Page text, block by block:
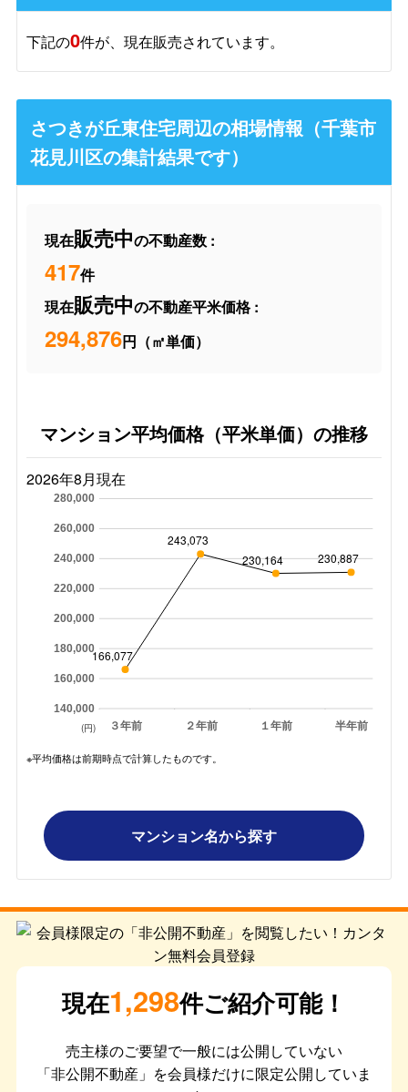
下記の0件が、現在販売されています。
さつきが丘東住宅周辺の相場情報（千葉市
花見川区の集計結果です）
現在販売中の不動産数 :
417件
現在販売中の不動産平米価格 :
294,876円（㎡単価）
マンション平均価格（平米単価）の推移
2026年8月現在
３年前 ２年前 １年前 半年前
140,000
160,000
180,000
200,000
220,000
240,000
260,000
280,000
166,077
243,073
230,164
230,887
(円)
※平均価格は前期時点で計算したものです。
マンション名から探す
現在1,298件ご紹介可能！
売主様のご要望で一般には公開していない
「非公開不動産」を会員様だけに限定公開していま